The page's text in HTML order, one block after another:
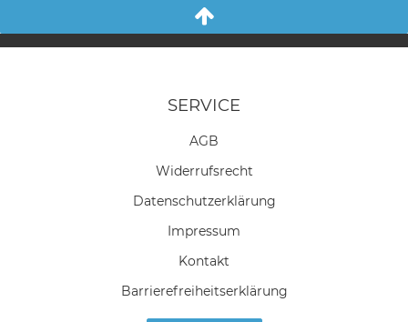
SERVICE
AGB
Widerrufs­recht
Daten­schutz­erklärung
Impressum
Kontakt
Barrierefreiheitserklärung